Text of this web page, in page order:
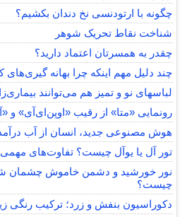
چگونه با ارتودنسی نخ دندان بکشیم؟
شناخت نقاط تحریک شوهر
چقدر به همسرتان اعتماد دارید؟
چند دلیل مهم اینکه چرا بهانه
لباس‎های نو و تمیز هم می‌توانند بیماری‌زا باشند!
رونمایی «متا» از رقیب «اوپن‌ای‌آی» و
هوش مصنوعی جدید، انسان از آب
تور آل یا یوآل چیست؟ تفاوت‌های مهمی
نور خورشید و دشمن خاموش چشمان
چیست؟
دکوراسیون بنفش و زرد؛ ترکیب رنگی